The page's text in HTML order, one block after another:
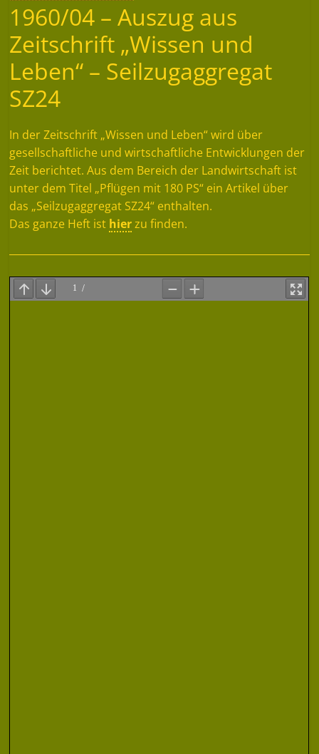
1960/04 – Auszug aus
Zeitschrift „Wissen und
Leben“ – Seilzugaggregat
SZ24
In der Zeitschrift „Wissen und Leben“ wird über
gesellschaftliche und wirtschaftliche Entwicklungen der
Zeit berichtet. Aus dem Bereich der Landwirtschaft ist
unter dem Titel „Pflügen mit 180 PS“ ein Artikel über
das „Seilzugaggregat SZ24“ enthalten.
Das ganze Heft ist hierzu finden.